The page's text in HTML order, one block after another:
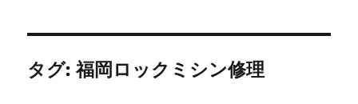
タグ:福岡ロックミシン修理